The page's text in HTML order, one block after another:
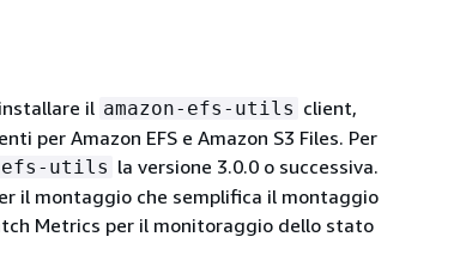
il amazon-efs-utils client,
per Amazon EFS e Amazon S3 Files. Per
efs-utils la versione 3.0.0 o successiva.
il montaggio che semplifica il montaggio
Metrics per il monitoraggio dello stato